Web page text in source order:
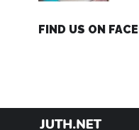
FIND US ON